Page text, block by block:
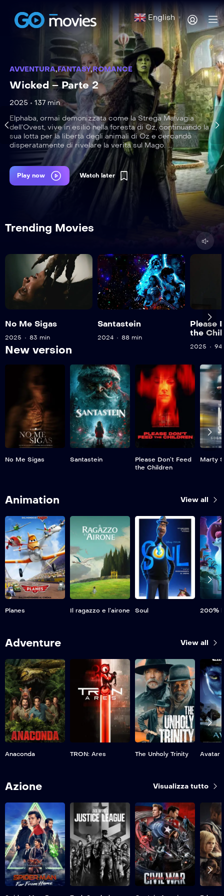
English ▼
AVVENTURA,FANTASY,ROMANCE
Wicked – Parte 2
2025
137 min
Elphaba, ormai demonizzata come la Strega Malvagia
dell’Ovest, vive in esilio nella foresta di Oz, continuando la
sua lotta per la libertà degli animali di Oz e cercando
disperatamente di rivelare la verità sul Mago. ...
Play now Watch later
Trending Movies
No Me Sigas
2025 83 min
Santastein
2024 88 min
Please
the
2025 94
New version
No Me Sigas Santastein
Please Don’t Feed
the Children
Marty
Animation View all
Planes Il ragazzo e l’airone Soul 200%
Adventure View all
Anaconda TRON: Ares The Unholy Trinity Avatar
Azione Visualizza tutto